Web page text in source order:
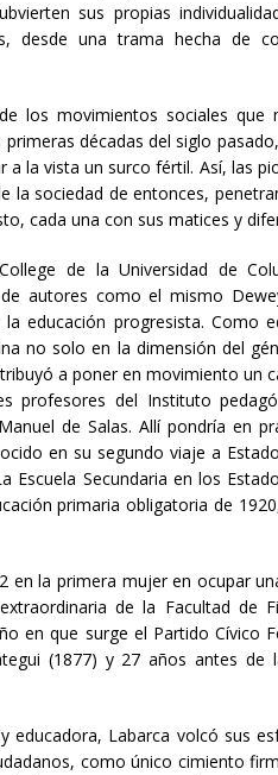
sus propias
desde una trama hecha de
los movimientos sociales que
décadas del siglo
la vista un surco fértil. Así, las
la sociedad de entonces,
cada una con sus matices y
de la Universidad de
autores como el mismo
educación progresista. Como
no solo en la dimensión del
a poner en movimiento un
profesores del Instituto
de Salas. Allí pondría en
en su segundo viaje a
Secundaria en los
primaria obligatoria de
en la primera mujer en ocupar
de la Facultad de
en que surge el Partido Cívico
(1877) y 27 años antes de
educadora, Labarca volcó sus
como único cimiento